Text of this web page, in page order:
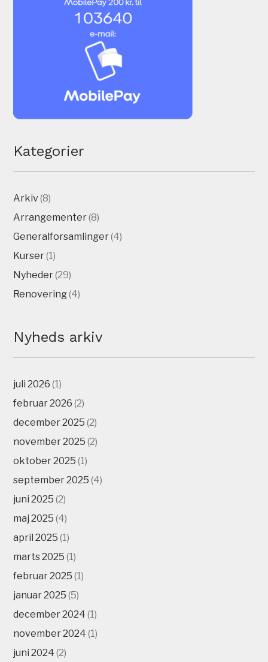
Kategorier
Arkiv(8)
Arrangementer(8)
Generalforsamlinger(4)
Kurser(1)
Nyheder(29)
Renovering(4)
Nyheds arkiv
juli 2026 (1)
februar 2026 (2)
december 2025 (2)
november 2025 (2)
oktober 2025 (1)
september 2025 (4)
juni 2025 (2)
maj 2025 (4)
april 2025 (1)
marts 2025 (1)
februar 2025 (1)
januar 2025 (5)
december 2024 (1)
november 2024 (1)
juni 2024 (2)